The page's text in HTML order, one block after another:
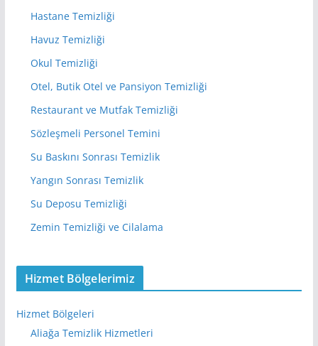
Hastane Temizliği
Havuz Temizliği
Okul Temizliği
Otel, Butik Otel ve Pansiyon Temizliği
Restaurant ve Mutfak Temizliği
Sözleşmeli Personel Temini
Su Baskını Sonrası Temizlik
Yangın Sonrası Temizlik
Su Deposu Temizliği
Zemin Temizliği ve Cilalama
Hizmet Bölgelerimiz
Hizmet Bölgeleri
Aliağa Temizlik Hizmetleri